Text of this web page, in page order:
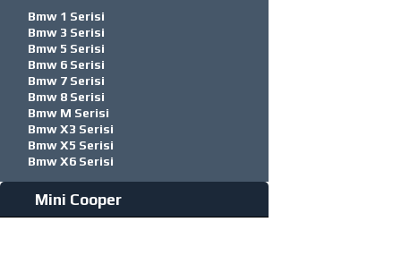
Bmw 1 Serisi
Bmw 3 Serisi
Bmw 5 Serisi
Bmw 6 Serisi
Bmw 7 Serisi
Bmw 8 Serisi
Bmw M Serisi
Bmw X3 Serisi
Bmw X5 Serisi
Bmw X6 Serisi
Mini Cooper